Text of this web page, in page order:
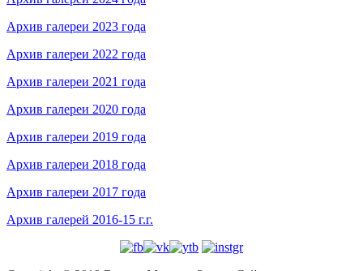
Архив галереи 2023 года
Архив галереи 2022 года
Архив галереи 2021 года
Архив галереи 2020 года
Архив галереи 2019 года
Архив галереи 2018 года
Архив галереи 2017 года
Архив галерей 2016-15 г.г.